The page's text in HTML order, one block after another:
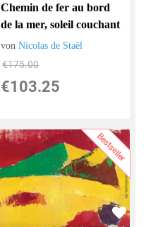
Chemin de fer au bord
de la mer, soleil couchant
vonNicolas de Staël
€175.00
€103.25
Bestseller